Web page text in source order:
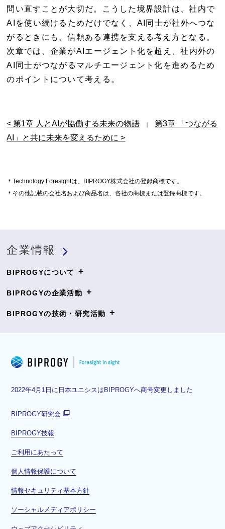
問い直すことが大切だ。こうした境界設計は、社内で
AIを使い続けるためだけでなく、AI同士が社外へつな
がるときにも、信頼ある連携を支える考え方となる。
次章では、企業がAIエージェント化を超え、社内外の
AI同士がつながるマルチエージェント化を進めるため
のポイントについて考える。
< 第1章 人とAIが協働する未来の物語 ｜ 第3章 「つながる
AI」と共に未来を変えるために >
＊Technology Foresightは、BIPROGY株式会社の登録商標です。
＊その他記載の会社名および商品名は、各社の商標または登録商標です。
企業情報
BIPROGYについて +
BIPROGYの企業活動 +
BIPROGYの技術・研究活動 +
2022年4月1日に日本ユニシスはBIPROGYへ商号変更しました
BIPROGY研究会
ド
で
く
BIPROGY技報
ご利用にあたって
個人情報保護について
情報セキュリティ基本方針
ソーシャルメディアポリシー